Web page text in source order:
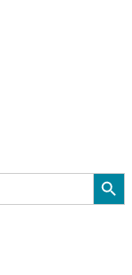
Search Button